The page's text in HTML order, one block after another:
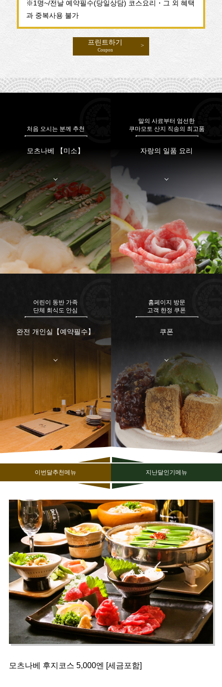
※1명~/전날 예약필수(당일상담) 코스요리・그 외 혜택
과 중복사용 불가
프린트하기
Coupon
처음 오시는 분께 추천
모츠나베 【미소】
말의 사료부터 엄선한
쿠마모토 산지 직송의 최고품
자랑의 일품 요리
어린이 동반 가족
단체 회식도 안심
완전 개인실【예약필수】
홈페이지 방문
고객 한정 쿠폰
쿠폰
이번달추천메뉴 지난달인기메뉴
모츠나베 후지코스 5,000엔 [세금포함]